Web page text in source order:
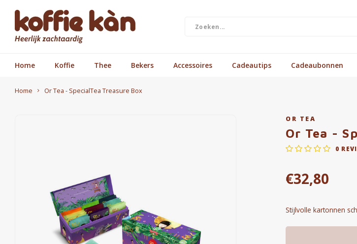
Home Koffie Thee Bekers Accessoires Cadeautips Cadeaubonnen
Home Or Tea - SpecialTea Treasure Box
OR TEA
Or Tea -
0
€32,80
Stijlvolle kartonnen